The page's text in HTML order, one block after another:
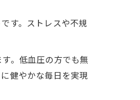
す。ストレスや不規
。低血圧の方でも無
健やかな毎日を実現